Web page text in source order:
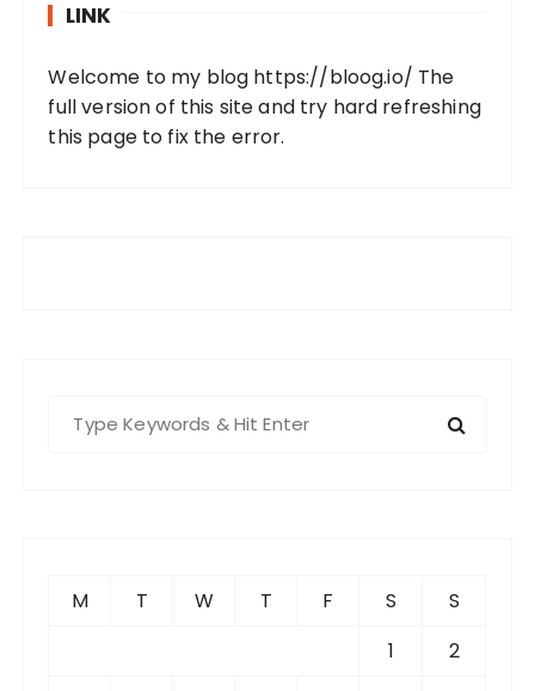
LINK
Welcome to my blog https://bloog.io/ The
full version of this site and try hard refreshing
this page to fix the error.
M T W T F S
S
1
2